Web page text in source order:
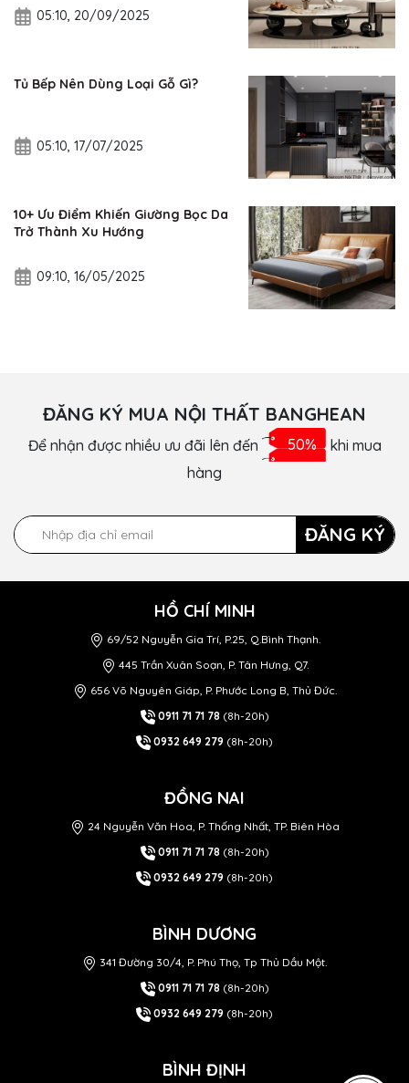
05:10, 20/09/2025
Tủ Bếp Nên Dùng Loại Gỗ Gì?
05:10, 17/07/2025
10+ Ưu Điểm Khiến Giường Bọc Da
Trở Thành Xu Hướng
09:10, 16/05/2025
ĐĂNG KÝ MUA NỘI THẤT BANGHEAN
Để nhận được nhiều ưu đãi lên đến 50% khi mua
hàng
ĐĂNG KÝ
HỒ CHÍ MINH
69/52 Nguyễn Gia Trí, P.25, Q.Bình Thạnh.
445 Trần Xuân Soạn, P. Tân Hưng, Q7.
656 Võ Nguyên Giáp, P. Phước Long B, Thủ Đức.
0911 71 71 78 (8h-20h)
0932 649 279 (8h-20h)
ĐỒNG NAI
24 Nguyễn Văn Hoa, P. Thống Nhất, TP. Biên Hòa
0911 71 71 78 (8h-20h)
0932 649 279 (8h-20h)
BÌNH DƯƠNG
341 Đường 30/4, P. Phú Thọ, Tp Thủ Dầu Một.
0911 71 71 78 (8h-20h)
0932 649 279 (8h-20h)
BÌNH ĐỊNH